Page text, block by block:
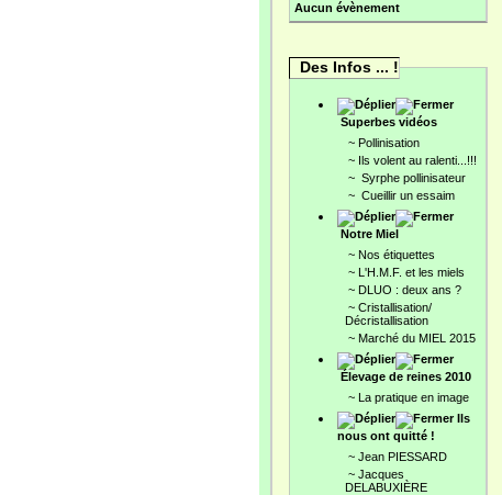
Aucun évènement
Des Infos ... !
Superbes vidéos
~ Pollinisation
~ Ils volent au ralenti...!!!
~ Syrphe pollinisateur
~ Cueillir un essaim
Notre Miel
~ Nos étiquettes
~ L'H.M.F. et les miels
~ DLUO : deux ans ?
~ Cristallisation/
Décristallisation
~ Marché du MIEL 2015
Élevage de reines 2010
~ La pratique en image
Ils
nous ont quitté !
~ Jean PIESSARD
~ Jacques
DELABUXIÈRE